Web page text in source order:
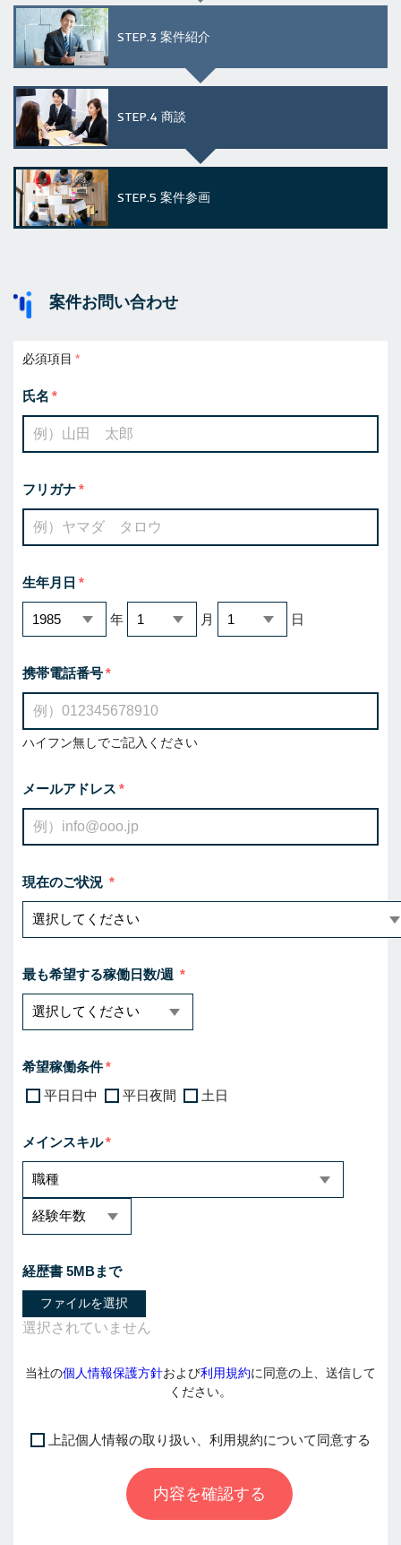
STEP.3 案件紹介
STEP.4 商談
STEP.5 案件参画
案件お問い合わせ
必須項目
氏名
フリガナ
生年月日
年 月 日
携帯電話番号
ハイフン無しでご記入ください
メールアドレス
現在のご状況
最も希望する稼働日数/週
希望稼働条件
平日日中
平日夜間 土日
メインスキル
経歴書 5MBまで
ファイルを選択
当社の個人情報保護方針および利用規約に同意の上、送信して
ください。
上記個人情報の取り扱い、利用規約について同意する
内容を確認する